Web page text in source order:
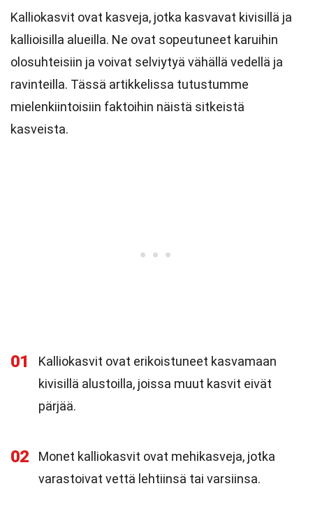
Kalliokasvit ovat kasveja, jotka kasvavat kivisillä ja
kallioisilla alueilla. Ne ovat sopeutuneet karuihin
olosuhteisiin ja voivat selviytyä vähällä vedellä ja
ravinteilla. Tässä artikkelissa tutustumme
mielenkiintoisiin faktoihin näistä sitkeistä
kasveista.
01
Kalliokasvit ovat erikoistuneet kasvamaan
kivisillä alustoilla, joissa muut kasvit eivät
pärjää.
02
Monet kalliokasvit ovat mehikasveja, jotka
varastoivat vettä lehtiinsä tai varsiinsa.